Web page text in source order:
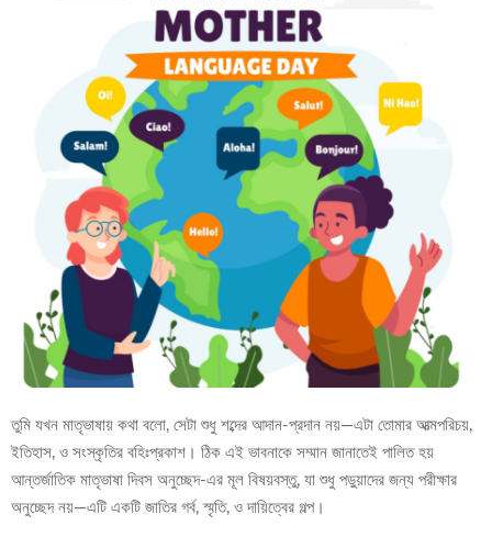
তুমি যখন মাতৃভাষায় কথা বলো, সেটা শুধু শব্দের আদান-প্রদান নয়—এটা তোমার আত্মপরিচয়,
ইতিহাস, ও সংস্কৃতির বহিঃপ্রকাশ। ঠিক এই ভাবনাকে সম্মান জানাতেই পালিত হয়
আন্তর্জাতিক মাতৃভাষা দিবস অনুচ্ছেদ-এর মূল বিষয়বস্তু, যা শুধু পড়ুয়াদের জন্য পরীক্ষার
অনুচ্ছেদ নয়—এটি একটি জাতির গর্ব, স্মৃতি, ও দায়িত্বের গল্প।